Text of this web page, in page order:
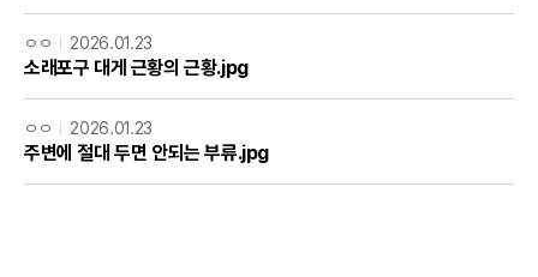
ㅇㅇ 2026.01.23
소래포구 대게 근황의 근황.jpg
ㅇㅇ 2026.01.23
주변에 절대 두면 안되는 부류.jpg